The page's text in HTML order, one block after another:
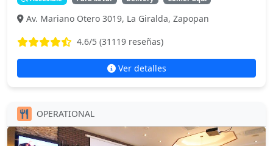
Av. Mariano Otero 3019, La Giralda, Zapopan
4.6/5 (31119 reseñas)
Ver detalles
OPERATIONAL